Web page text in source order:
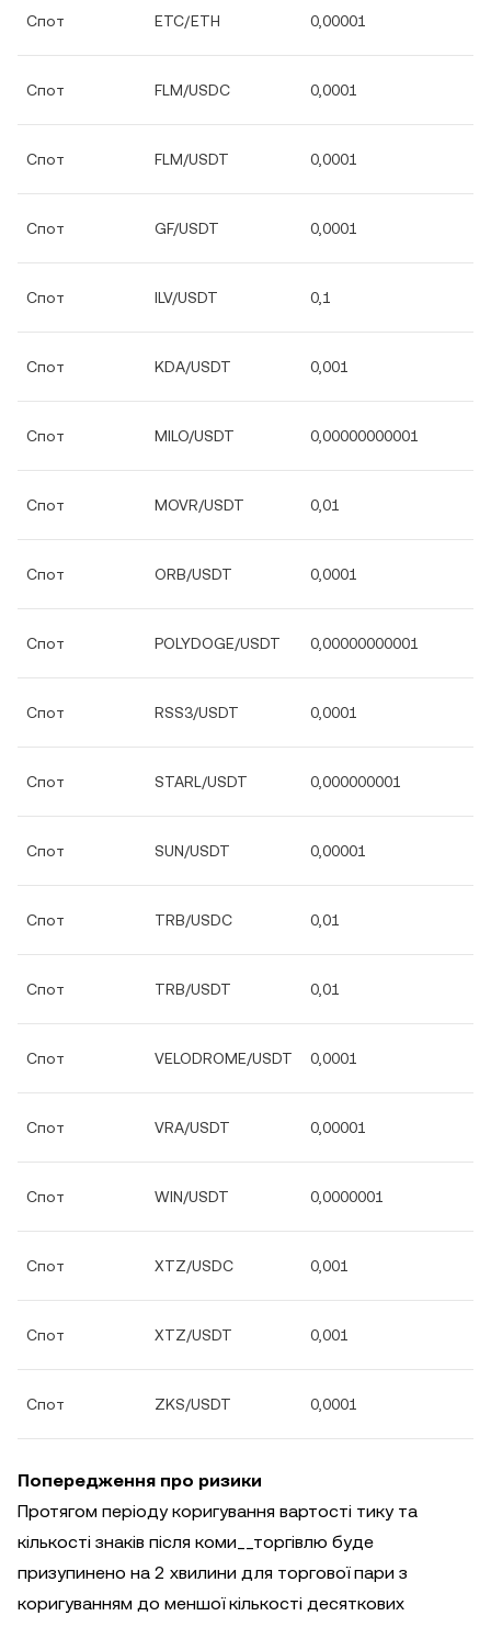
Спот ETC/ETH 0,00001
Спот FLM/USDC 0,0001
Спот FLM/USDT 0,0001
Спот GF/USDT 0,0001
Спот ILV/USDT 0,1
Спот KDA/USDT 0,001
Спот MILO/USDT 0,00000000001
Спот MOVR/USDT 0,01
Спот ORB/USDT 0,0001
Спот POLYDOGE/USDT 0,00000000001
Спот RSS3/USDT 0,0001
Спот STARL/USDT 0,000000001
Спот SUN/USDT 0,00001
Спот TRB/USDC 0,01
Спот TRB/USDT 0,01
Спот VELODROME/USDT 0,0001
Спот VRA/USDT 0,00001
Спот WIN/USDT 0,0000001
Спот XTZ/USDC 0,001
Спот XTZ/USDT 0,001
Спот ZKS/USDT 0,0001
Попередження про ризики
Протягом періоду коригування вартості тику та
кількості знаків після коми__торгівлю буде
призупинено на 2 хвилини для торгової пари з
коригуванням до меншої кількості десяткових